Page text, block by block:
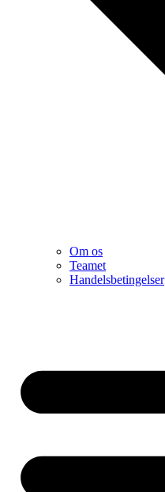
Om os
Teamet
Handelsbetingelser